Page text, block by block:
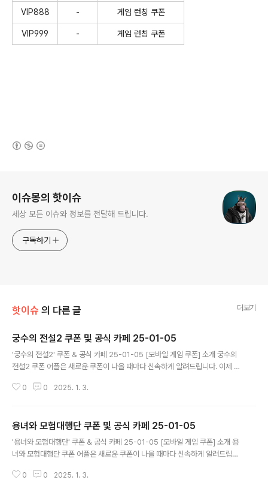
VIP888 - 게임 런칭 쿠폰
VIP999 - 게임 런칭 쿠폰
이슈몽의 핫이슈
세상 모든 이슈와 정보를 전달해 드립니다.
구독하기
핫이슈 의 다른 글 더보기
궁수의 전설2 쿠폰 및 공식 카페 25-01-05
'궁수의 전설2' 쿠폰 & 공식 카페 25-01-05 [모바일 게임 쿠폰] 소개 궁수의
전설2 쿠폰 어플은 새로운 쿠폰이 나올 때마다 신속하게 알려드립니다. 이제 블
찾으러 블로그나 카페를 돌아다니지 마세요. 궁수의 전설2 쿠폰 어플이 모든 것
앱 입니다. 궁수의 전설2 쿠폰 어플 다운로드 https://play.google.com/st
ore/app..
0 0 2025. 1. 3.
용녀와 모험대행단 쿠폰 및 공식 카페 25-01-05
'용녀와 모험대행단' 쿠폰 & 공식 카페 25-01-05 [모바일 게임 쿠폰] 소개 용
녀와 모험대행단 쿠폰 어플은 새로운 쿠폰이 나올 때마다 신속하게 알려드립니
이상 쿠폰 찾으러 블로그나 카페를 돌아다니지 마세요. 용녀와 모험대행단 쿠폰
0 0 2025. 1. 3.